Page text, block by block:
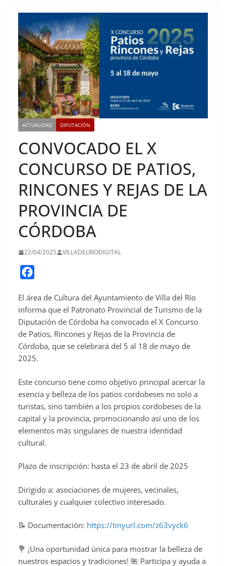
ACTUALIDAD DIPUTACIÓN
CONVOCADO EL X
CONCURSO DE PATIOS,
RINCONES Y REJAS DE LA
PROVINCIA DE
CÓRDOBA
22/04/2025 VILLADELRIODIGITAL
c
e
o
o
El área de Cultura del Ayuntamiento de Villa del Río
informa que el Patronato Provincial de Turismo de la
Diputación de Córdoba ha convocado el X Concurso
de Patios, Rincones y Rejas de la Provincia de
Córdoba, que se celebrará del 5 al 18 de mayo de
2025.
Este concurso tiene como objetivo principal acercar la
esencia y belleza de los patios cordobeses no solo a
turistas, sino también a los propios cordobeses de la
capital y la provincia, promocionando así uno de los
elementos más singulares de nuestra identidad
cultural.
Plazo de inscripción: hasta el 23 de abril de 2025
Dirigido a: asociaciones de mujeres, vecinales,
culturales y cualquier colectivo interesado.
📝 Documentación: https://tinyurl.com/z63vyck6
💐 ¡Una oportunidad única para mostrar la belleza de
nuestros espacios y tradiciones! 🌺 Participa y ayuda a